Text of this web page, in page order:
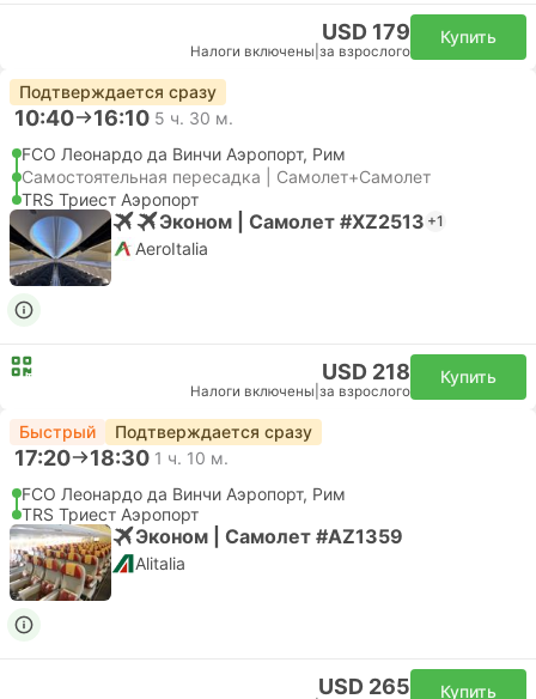
USD 179
Налоги включены за взрослого
Купить
Подтверждается сразу
10:40 16:10 5 ч. 30 м.
FCO Леонардо да Винчи Аэропорт, Рим
Самостоятельная пересадка | Самолет+Самолет
TRS Триест Аэропорт
Эконом | Самолет #XZ2513 +1
AeroItalia
USD 218
Налоги включены за взрослого
Купить
Быстрый Подтверждается сразу
17:20 18:30 1 ч. 10 м.
FCO Леонардо да Винчи Аэропорт, Рим
TRS Триест Аэропорт
Эконом | Самолет #AZ1359
Alitalia
USD 265 Купить